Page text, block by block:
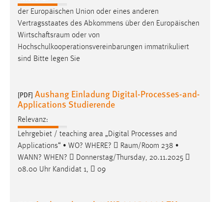
der Europäischen Union oder eines anderen
Vertragsstaates des Abkommens über den Europäischen
Wirtschaftsraum oder von
Hochschulkooperationsvereinbarungen immatrikuliert
sind Bitte legen Sie
[PDF] Aushang Einladung Digital-Processes-and-
Applications Studierende
Relevanz:
Lehrgebiet / teaching area „Digital Processes and
Applications“ • WO? WHERE?  Raum/Room 238 •
WANN? WHEN?  Donnerstag/Thursday, 20.11.2025 
08.00 Uhr Kandidat 1,  09